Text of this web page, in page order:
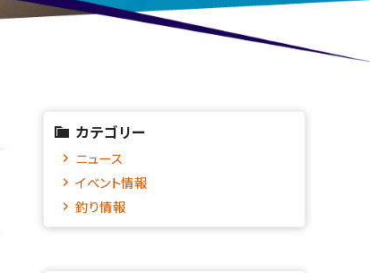
カテゴリー
ニュース
イベント情報
釣り情報